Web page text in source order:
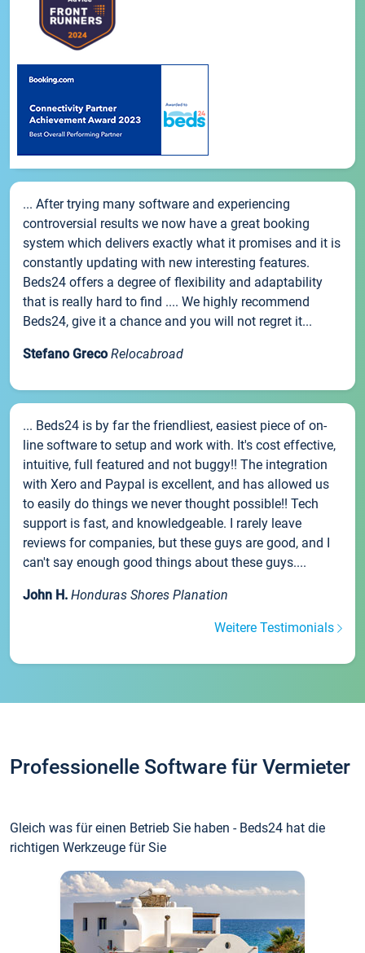
... After trying many software and experiencing
controversial results we now have a great booking
system which delivers exactly what it promises and it is
constantly updating with new interesting features.
Beds24 offers a degree of flexibility and adaptability
that is really hard to find .... We highly recommend
Beds24, give it a chance and you will not regret it...
Stefano Greco Relocabroad
... Beds24 is by far the friendliest, easiest piece of on-
line software to setup and work with. It's cost effective,
intuitive, full featured and not buggy!! The integration
with Xero and Paypal is excellent, and has allowed us
to easily do things we never thought possible!! Tech
support is fast, and knowledgeable. I rarely leave
reviews for companies, but these guys are good, and I
can't say enough good things about these guys....
John H. Honduras Shores Planation
Weitere Testimonials
Professionelle Software für Vermieter
Gleich was für einen Betrieb Sie haben - Beds24 hat die
richtigen Werkzeuge für Sie